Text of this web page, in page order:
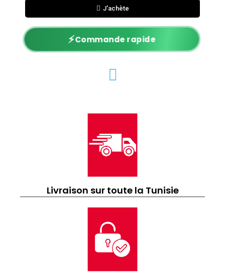
J'achète
⚡Commande rapide
Livraison sur toute la Tunisie